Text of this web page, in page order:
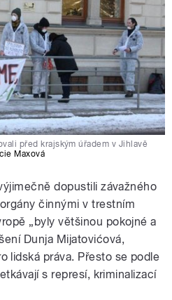
před krajským úřadem v Jihlavě
Maxová
dopustili závažného
činnými v trestním
„byly většinou pokojné a
Dunja Mijatovićová,
lidská práva. Přesto se podle
s represí, kriminalizací